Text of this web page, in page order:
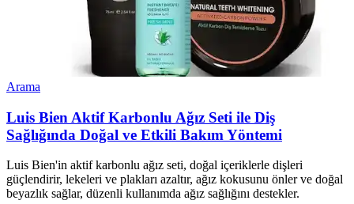
Arama
Luis Bien Aktif Karbonlu Ağız Seti ile Diş
Sağlığında Doğal ve Etkili Bakım Yöntemi
Luis Bien'in aktif karbonlu ağız seti, doğal içeriklerle dişleri
güçlendirir, lekeleri ve plakları azaltır, ağız kokusunu önler ve doğal
beyazlık sağlar, düzenli kullanımda ağız sağlığını destekler.